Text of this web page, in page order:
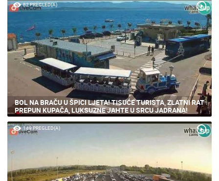
82 PREGLED(A)
BOL NA BRAČU U ŠPICI LJETA! TISUĆE TURISTA, ZLATNI RAT
PREPUN KUPAČA, LUKSUZNE JAHTE U SRCU JADRANA!
149 PREGLED(A)